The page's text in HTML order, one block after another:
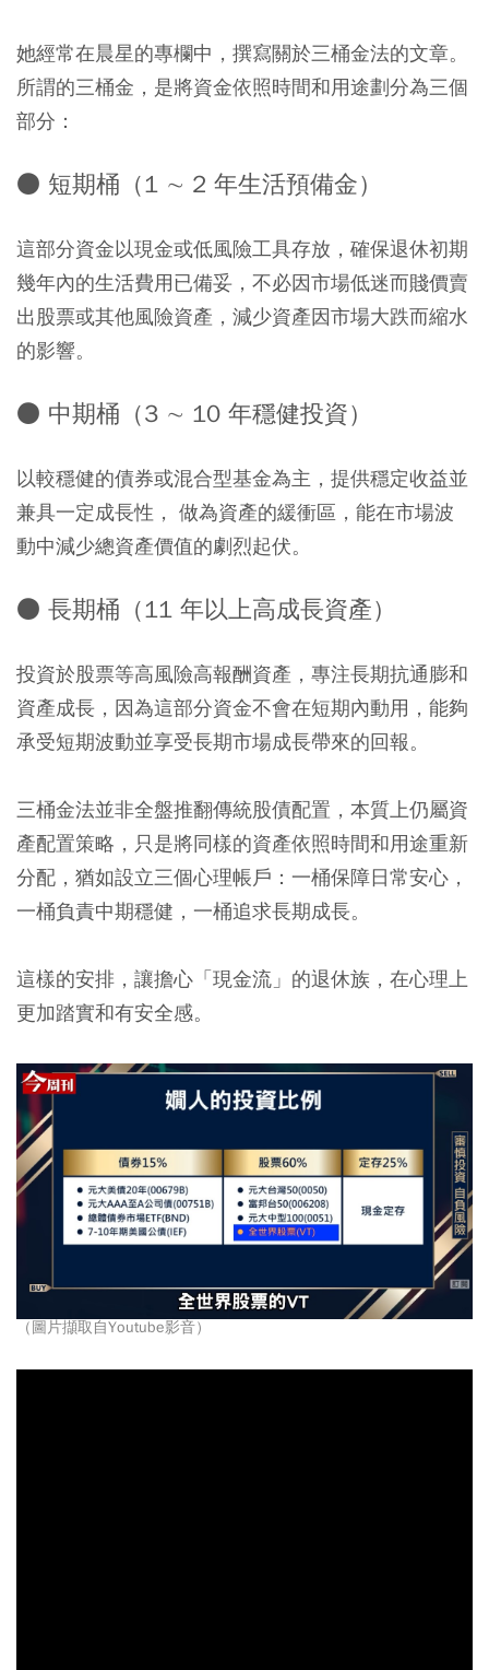
她經常在晨星的專欄中，撰寫關於三桶金法的文章。
所謂的三桶金，是將資金依照時間和用途劃分為三個
部分：
● 短期桶（1 ∼ 2 年生活預備金）
這部分資金以現金或低風險工具存放，確保退休初期
幾年內的生活費用已備妥，不必因市場低迷而賤價賣
出股票或其他風險資產，減少資產因市場大跌而縮水
的影響。
● 中期桶（3 ∼ 10 年穩健投資）
以較穩健的債券或混合型基金為主，提供穩定收益並
兼具一定成長性， 做為資產的緩衝區，能在市場波
動中減少總資產價值的劇烈起伏。
● 長期桶（11 年以上高成長資產）
投資於股票等高風險高報酬資產，專注長期抗通膨和
資產成長，因為這部分資金不會在短期內動用，能夠
承受短期波動並享受長期市場成長帶來的回報。
三桶金法並非全盤推翻傳統股債配置，本質上仍屬資
產配置策略，只是將同樣的資產依照時間和用途重新
分配，猶如設立三個心理帳戶： 一桶保障日常安心，
一桶負責中期穩健，一桶追求長期成長。
這樣的安排，讓擔心「現金流」的退休族，在心理上
更加踏實和有安全感。
（圖片擷取自Youtube影音）